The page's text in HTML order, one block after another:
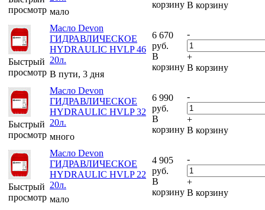
просмотр мало
корзину В корзину
Быстрый
просмотр
Масло Devon
ГИДРАВЛИЧЕСКОЕ
HYDRAULIC HVLP 46
20л.
В пути, 3 дня
6 670
руб.
В
корзину
-
+
В корзину
Быстрый
просмотр
Масло Devon
ГИДРАВЛИЧЕСКОЕ
HYDRAULIC HVLP 32
20л.
много
6 990
руб.
В
корзину
-
+
В корзину
Быстрый
просмотр
Масло Devon
ГИДРАВЛИЧЕСКОЕ
HYDRAULIC HVLP 22
20л.
мало
4 905
руб.
В
корзину
-
+
В корзину